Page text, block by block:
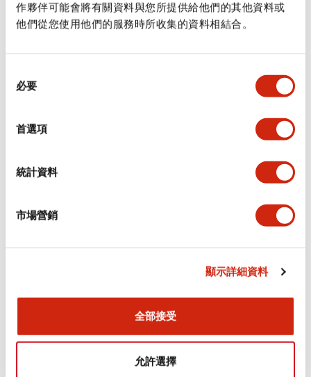
作夥伴可能會將有關資料與您所提供給他們的其他資料或
他們從您使用他們的服務時所收集的資料相結合。
必要
首選項
統計資料
市場營銷
顯示詳細資料
全部接受
允許選擇
審美規範
環境規範
功能規格